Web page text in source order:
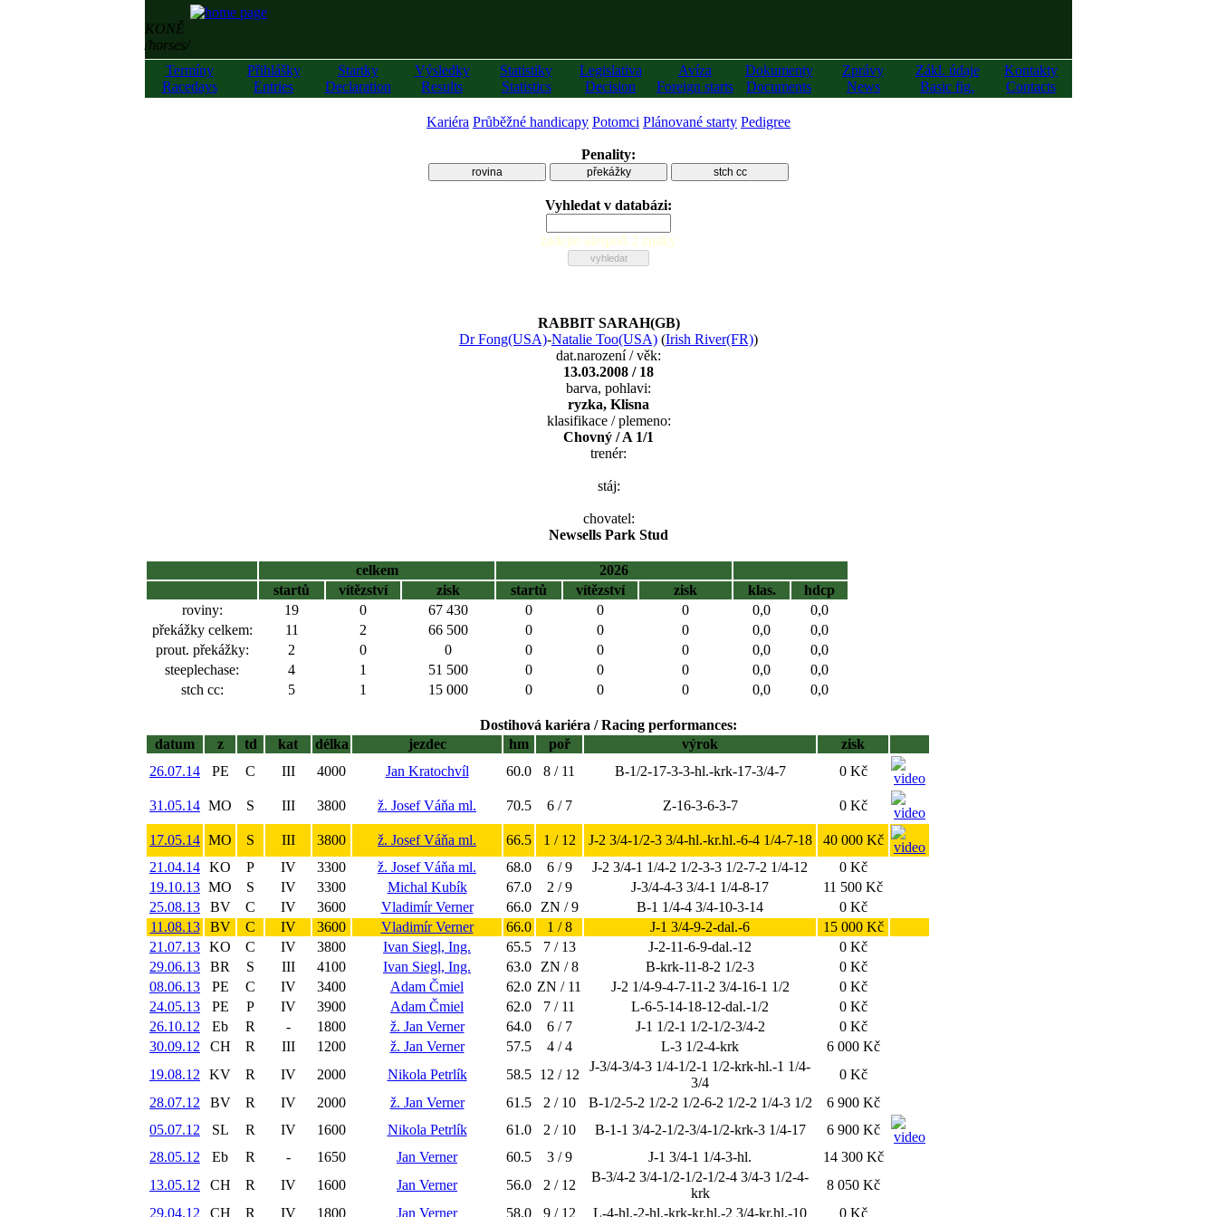
KONĚ
/horses/
Termíny
Racedays
Přihlášky
Entries
Startky
Declaration
Výsledky
Results
Statistiky
Statistics
Legislativa
Decision
Avíza
Foreign starts
Dokumenty
Documents
Zprávy
News
Zákl. údaje
Basic fig.
Kontakty
Contacts
Kariéra Průběžné handicapy Potomci Plánované starty Pedigree
Penality:
rovina překážky stch cc
Vyhledat v databázi:
zadejte alespoň 2 znaky
RABBIT SARAH(GB)
Dr Fong(USA)-Natalie Too(USA) (Irish River(FR))
dat.narození / věk:
13.03.2008 / 18
barva, pohlavi:
ryzka, Klisna
klasifikace / plemeno:
Chovný / A 1/1
trenér:
stáj:
chovatel:
Newsells Park Stud
celkem
2026
startů
vítězství zisk startů vítězství zisk klas.
hdcp
roviny:
19 0 67 430 0 0 0 0,0
0,0
překážky celkem:
11 2 66 500 0 0 0 0,0
0,0
prout. překážky:
2 0 0 0 0 0 0,0
0,0
steeplechase:
4 1 51 500 0 0 0 0,0
0,0
stch cc:
5 1 15 000 0 0 0 0,0 0,0
Dostihová kariéra / Racing performances:
datum
z td kat délka jezdec hm poř výrok
zisk
26.07.14
PE C III 4000 Jan Kratochvíl 60.0 8 / 11 B-1/2-17-3-3-hl.-krk-17-3/4-7 0 Kč
31.05.14 MO S III 3800 ž. Josef Váňa ml. 70.5 6 / 7 Z-16-3-6-3-7 0 Kč
17.05.14 MO S III 3800 ž. Josef Váňa ml. 66.5 1 / 12 J-2 3/4-1/2-3 3/4-hl.-kr.hl.-6-4 1/4-7-18
40 000 Kč
21.04.14 KO P IV 3300 ž. Josef Váňa ml. 68.0 6 / 9 J-2 3/4-1 1/4-2 1/2-3-3 1/2-7-2 1/4-12
0 Kč
19.10.13 MO S IV 3300 Michal Kubík 67.0 2 / 9 J-3/4-4-3 3/4-1 1/4-8-17
11 500 Kč
25.08.13
BV C IV 3600 Vladimír Verner 66.0 ZN / 9 B-1 1/4-4 3/4-10-3-14
0 Kč
11.08.13
BV C IV 3600 Vladimír Verner 66.0 1 / 8 J-1 3/4-9-2-dal.-6
15 000 Kč
21.07.13 KO C IV 3800 Ivan Siegl, Ing. 65.5 7 / 13 J-2-11-6-9-dal.-12
0 Kč
29.06.13
BR S III 4100 Ivan Siegl, Ing. 63.0 ZN / 8 B-krk-11-8-2 1/2-3
0 Kč
08.06.13
PE C IV 3400 Adam Čmiel 62.0 ZN / 11 J-2 1/4-9-4-7-11-2 3/4-16-1 1/2
0 Kč
24.05.13
PE P IV 3900 Adam Čmiel 62.0 7 / 11 L-6-5-14-18-12-dal.-1/2
0 Kč
26.10.12
Eb R - 1800 ž. Jan Verner 64.0 6 / 7 J-1 1/2-1 1/2-1/2-3/4-2
0 Kč
30.09.12
CH R III 1200 ž. Jan Verner 57.5 4 / 4 L-3 1/2-4-krk
6 000 Kč
19.08.12
KV R IV 2000 Nikola Petrlík 58.5 12 / 12
J-3/4-3/4-3 1/4-1/2-1 1/2-krk-hl.-1 1/4-
3/4
0 Kč
28.07.12
BV R IV 2000 ž. Jan Verner 61.5 2 / 10 B-1/2-5-2 1/2-2 1/2-6-2 1/2-2 1/4-3 1/2
6 900 Kč
05.07.12
SL R IV 1600 Nikola Petrlík 61.0 2 / 10 B-1-1 3/4-2-1/2-3/4-1/2-krk-3 1/4-17
6 900 Kč
28.05.12
Eb R - 1650 Jan Verner 60.5 3 / 9 J-1 3/4-1 1/4-3-hl.
14 300 Kč
13.05.12
CH R IV 1600 Jan Verner 56.0 2 / 12
B-3/4-2 3/4-1/2-1/2-1/2-4 3/4-3 1/2-4-
krk
8 050 Kč
29.04.12
CH R IV 1800 Jan Verner 58.0 9 / 12 L-4-hl.-2-hl.-krk-kr.hl.-2 3/4-kr.hl.-10 0 Kč